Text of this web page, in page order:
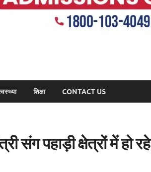
शिक्षा CONTACT US
संग पहाड़ी क्षेत्रों में हो रहे